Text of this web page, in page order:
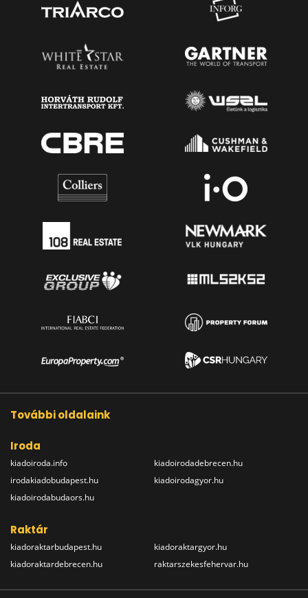
További oldalaink
Iroda
kiadoiroda.info
irodakiadobudapest.hu
kiadoirodabudaors.hu
kiadoirodadebrecen.hu
kiadoirodagyor.hu
Raktár
kiadoraktarbudapest.hu
kiadoraktardebrecen.hu
kiadoraktargyor.hu
raktarszekesfehervar.hu